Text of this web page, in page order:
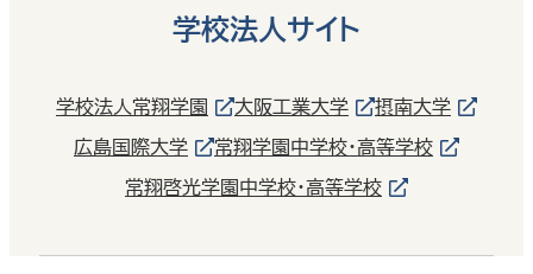
学校法人サイト
学校法人常翔学園 大阪工業大学 摂南大学
広島国際大学 常翔学園中学校・高等学校
常翔啓光学園中学校・高等学校